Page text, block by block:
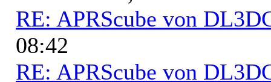
RE: APRScube von
08:42
RE: APRScube von